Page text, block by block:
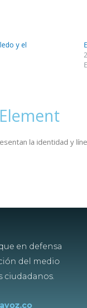
y el
Element
la identidad y
en defensa
del medio
ciudadanos.